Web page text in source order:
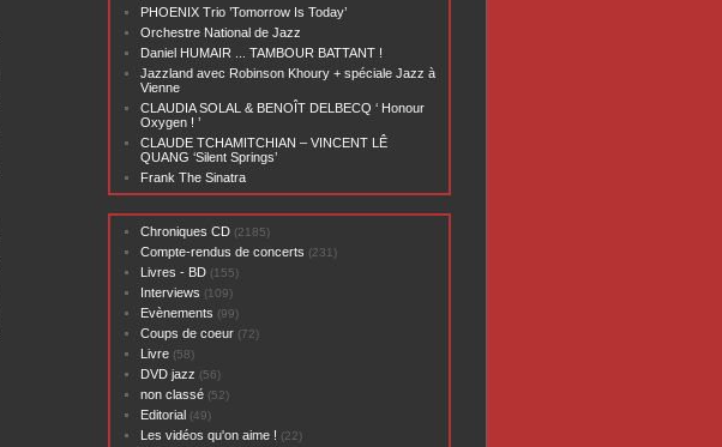
PHOENIX Trio ’Tomorrow Is Today’
Orchestre National de Jazz
Daniel HUMAIR ... TAMBOUR BATTANT !
Jazzland avec Robinson Khoury + spéciale Jazz à
Vienne
CLAUDIA SOLAL & BENOÎT DELBECQ ‘ Honour
Oxygen ! ’
CLAUDE TCHAMITCHIAN – VINCENT LÊ
QUANG ‘Silent Springs’
Frank The Sinatra
Chroniques CD (2185)
Compte-rendus de concerts (231)
Livres - BD (155)
Interviews (109)
Evènements (99)
Coups de coeur (72)
Livre (58)
DVD jazz (56)
non classé (52)
Editorial (49)
Les vidéos qu'on aime ! (22)